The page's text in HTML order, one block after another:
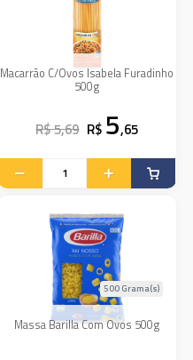
Macarrão C/Ovos Isabela Furadinho
500g
R$ 5,69 R$ 5,65
Massa Barilla Com Ovos 500g
500 Grama(s)